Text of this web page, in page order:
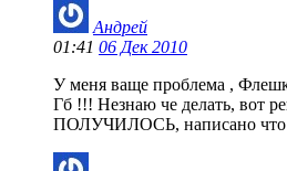
Андрей
01:41 06 Дек 2010
У меня ваще проблема ,
Гб !!! Незнаю че делать, вот
ПОЛУЧИЛОСЬ, написано что